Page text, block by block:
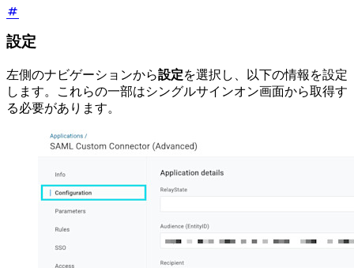
設定
左側のナビゲーションから設定を選択し、以下の情報を設定
します。これらの一部はシングルサインオン画面から取得す
る必要があります。